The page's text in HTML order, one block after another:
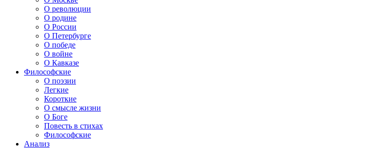
О революции
О родине
О России
О Петербурге
О победе
О войне
О Кавказе
Философские
О поэзии
Легкие
Короткие
О смысле жизни
О Боге
Повесть в стихах
Философские
Анализ